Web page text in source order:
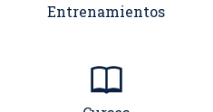
Entrenamientos